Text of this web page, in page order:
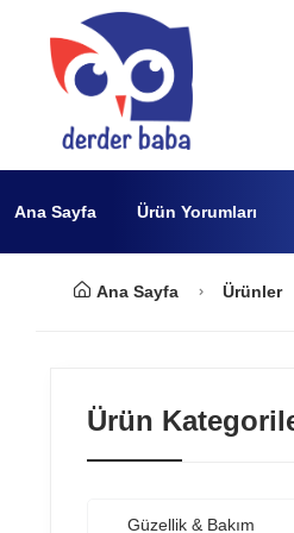
Ana Sayfa Ürün Yorumları
Ana Sayfa Ürünler
Ürün
Güzellik & Bakım